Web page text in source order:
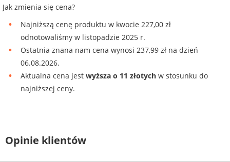
Jak zmienia się cena?
Najniższą cenę produktu w kwocie 227,00 zł
odnotowaliśmy w listopadzie 2025 r.
Ostatnia znana nam cena wynosi 237,99 zł na dzień
06.08.2026.
Aktualna cena jest wyższa o 11 złotych w stosunku do
najniższej ceny.
Opinie klientów